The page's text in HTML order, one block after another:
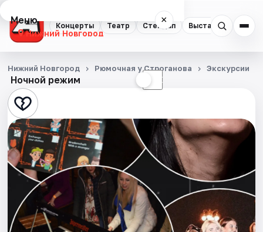
Концерты Театр Стендап Выставки
Меню ×
Нижний Новгород
Концерты
Театр
Стендап
Выставки
Квесты
Экскурсии
Спорт
Ночной режим ☾
Нижний Новгород Рюмочная у Строганова Экскурсии